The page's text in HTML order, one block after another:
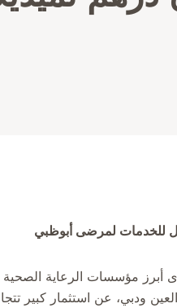
للخدمات لمرضى أبوظبي
إحدى أبرز مؤسسات الرعاية
ودبي، عن استثمار كبير